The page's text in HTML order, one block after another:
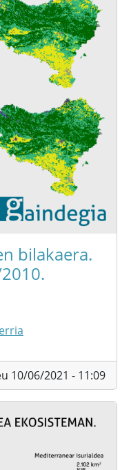
bilakaera.
10/06/2021 - 11:09